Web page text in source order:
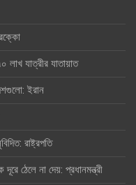
লাখ যাত্রীর যাতায়াত
ইরান
রাষ্ট্রপতি
ঠেলে না দেয়: প্রধানমন্ত্রী